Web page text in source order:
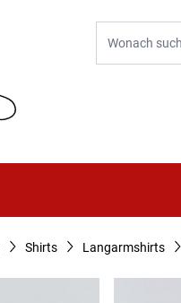
Shirts Langarmshirts